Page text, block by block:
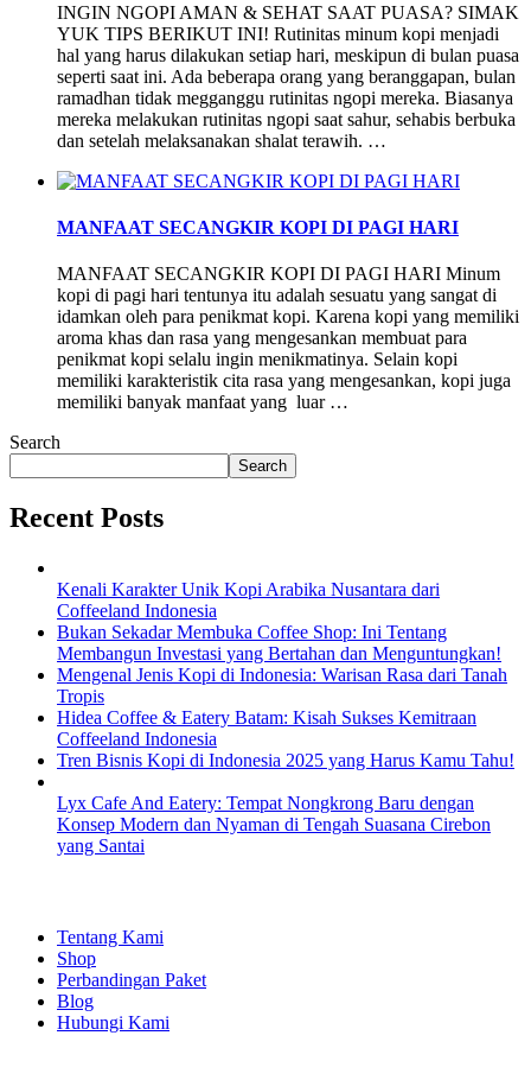
INGIN NGOPI AMAN & SEHAT SAAT PUASA? SIMAK
YUK TIPS BERIKUT INI! Rutinitas minum kopi menjadi
hal yang harus dilakukan setiap hari, meskipun di bulan puasa
seperti saat ini. Ada beberapa orang yang beranggapan, bulan
ramadhan tidak megganggu rutinitas ngopi mereka. Biasanya
mereka melakukan rutinitas ngopi saat sahur, sehabis berbuka
dan setelah melaksanakan shalat terawih. …
MANFAAT SECANGKIR KOPI DI PAGI HARI
MANFAAT SECANGKIR KOPI DI PAGI HARI Minum
kopi di pagi hari tentunya itu adalah sesuatu yang sangat di
idamkan oleh para penikmat kopi. Karena kopi yang memiliki
aroma khas dan rasa yang mengesankan membuat para
penikmat kopi selalu ingin menikmatinya. Selain kopi
memiliki karakteristik cita rasa yang mengesankan, kopi juga
memiliki banyak manfaat yang luar …
Search
Search
Recent Posts
Kenali Karakter Unik Kopi Arabika Nusantara dari
Coffeeland Indonesia
Bukan Sekadar Membuka Coffee Shop: Ini Tentang
Membangun Investasi yang Bertahan dan Menguntungkan!
Mengenal Jenis Kopi di Indonesia: Warisan Rasa dari Tanah
Tropis
Hidea Coffee & Eatery Batam: Kisah Sukses Kemitraan
Coffeeland Indonesia
Tren Bisnis Kopi di Indonesia 2025 yang Harus Kamu Tahu!
Lyx Cafe And Eatery: Tempat Nongkrong Baru dengan
Konsep Modern dan Nyaman di Tengah Suasana Cirebon
yang Santai
Tentang Kami
Shop
Perbandingan Paket
Blog
Hubungi Kami